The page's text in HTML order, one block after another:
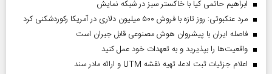
ابراهیم حاتمی کیا با خاکستر سبز در شبکه نمایش
مرد عنکبوتی: روز تازه با فروش ۵۰۰ میلیون دلاری در آمریکا رکوردشکنی کرد
فاصله ایران با پیشرو‌ان هوش مصنوعی قابل جبران است
واقعیت‌ها را بپذیرید و به تعهدات خود عمل کنید
اعلام جزئیات ثبت ادعا، تهیه نقشه UTM و ارائه مادر سند